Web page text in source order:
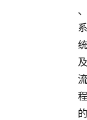
、
系
统
及
流
程
的